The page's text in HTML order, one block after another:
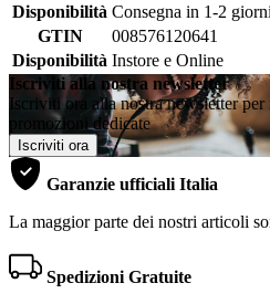
Disponibilità Consegna in 1-2
GTIN
008576120641
Disponibilità Instore e Online
Iscriviti alla nostra newsletter
Iscriviti ora alla nostra newsletter
promozioni dedicate
Iscriviti ora
Garanzie ufficiali Italia
La maggior parte dei nostri articoli
Spedizioni Gratuite